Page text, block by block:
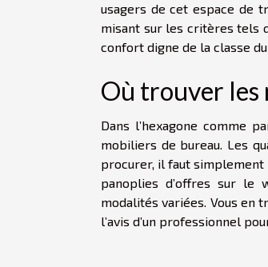
usagers de cet espace de
misant sur les critères tels
confort digne de la classe
Où trouver les
Dans l’hexagone comme
mobiliers de bureau. Les
procurer, il faut simplement
panoplies d’offres sur le
modalités variées. Vous en
l’avis d’un professionnel